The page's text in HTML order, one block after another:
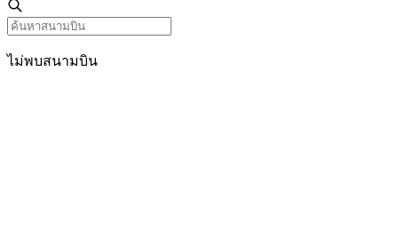
ไม่พบสนามบิน